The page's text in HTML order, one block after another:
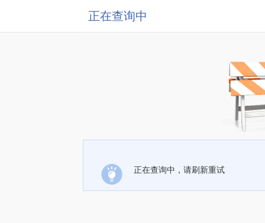
正在查询中
正在查询中，请刷新重试